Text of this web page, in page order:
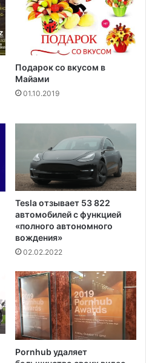
Подарок со вкусом в
Майами
01.10.2019
Tesla отзывает 53 822
автомобилей с функцией
«полного автономного
вождения»
02.02.2022
Pornhub удаляет